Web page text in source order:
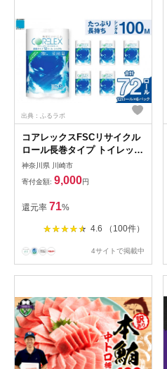
出典：ふるラボ
コアレックスFSCリサイクル
ロール長巻タイプ トイレット
ペーパー 72ロール ( 12ロール
× 6パック ) シングル100m
神奈川県 川崎市
寄付金額: 9,000円
還元率 71%
4.6 （100件）
4サイトで掲載中